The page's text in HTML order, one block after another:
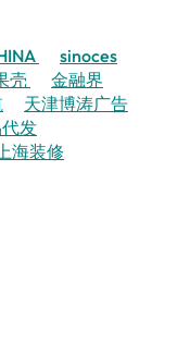
sinoces
壳
金融界
天津博涛广告
发
海装修